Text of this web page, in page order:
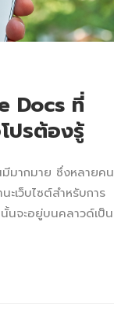
Docs ที่
ปรต้องรู้
มากมาย ซึ่งหลายคน
เว็บไซต์สำหรับการ
นจะอยู่บนคลาวด์เป็น